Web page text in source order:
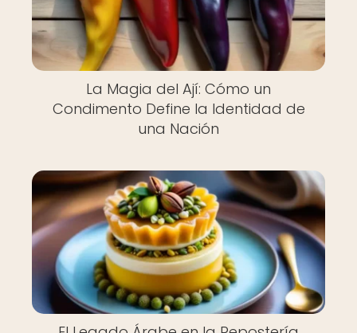
La Magia del Ají: Cómo un
Condimento Define la Identidad de
una Nación